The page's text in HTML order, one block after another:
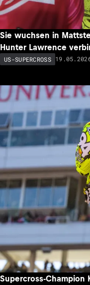
Sie wuchsen in
Hunter Lawrence
US-SUPERCROSS
Supercross-Champion